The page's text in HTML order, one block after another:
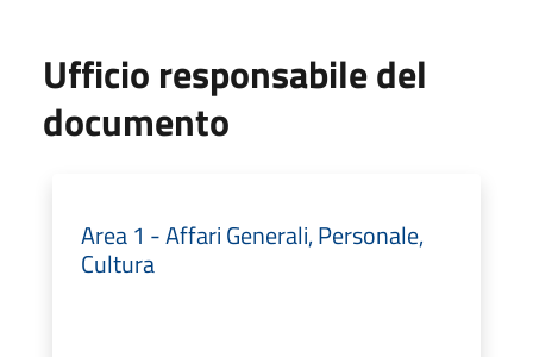
Ufficio responsabile del
documento
Area 1 - Affari Generali, Personale,
Cultura